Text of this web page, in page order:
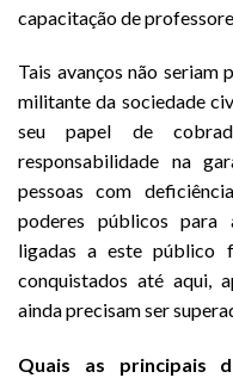
capacitação de
Tais avanços não seriam
militante da sociedade
seu papel de
responsabilidade na
pessoas com
poderes públicos para
ligadas a este público
conquistados até aqui,
ainda precisam ser
Quais as principais